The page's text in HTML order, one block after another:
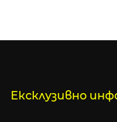
Ексклузивно